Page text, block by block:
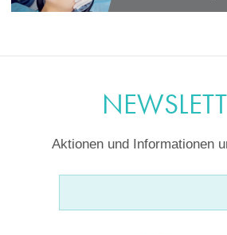
Aktionen und Informationen